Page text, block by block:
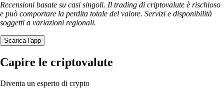
Recensioni basate su casi singoli. Il trading di criptovalute è rischioso
e può comportare la perdita totale del valore. Servizi e disponibilità
soggetti a variazioni regionali.
Scarica l'app
Capire le criptovalute
Diventa un esperto di crypto